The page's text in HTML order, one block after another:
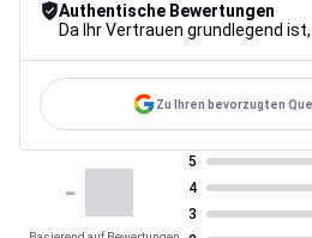
Authentische Bewertungen
Zu Ihren bevorzugten
-
5
4
3